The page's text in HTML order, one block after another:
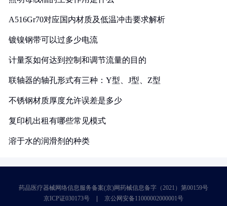
A516Gr70对应国内材质及低温冲击要求解析
镀镍钢带可以过多少电流
计量泵如何达到控制和调节流量的目的
联轴器的轴孔形式有三种：Y型、J型、Z型
不锈钢材质厚度允许误差是多少
复印机出租有哪些常见模式
溶于水的润滑剂的种类
药品医疗器械网络信息服务备案(京)网药械信息备字（2021）第00159号
京ICP证030173号
京公网安备11000002000001号